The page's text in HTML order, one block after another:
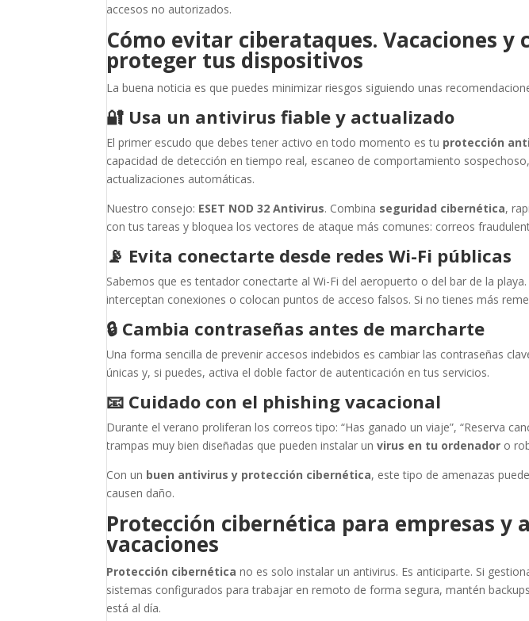
accesos no autorizados.
Cómo evitar ciberataques. Vacaciones y
proteger tus dispositivos
La buena noticia es que puedes minimizar riesgos siguiendo unas
🔐 Usa un antivirus fiable y actualizado
El primer escudo que debes tener activo en todo momento es tu protección
capacidad de detección en tiempo real, escaneo de comportamiento
actualizaciones automáticas.
Nuestro consejo: ESET NOD 32 Antivirus. Combina seguridad cibernética,
con tus tareas y bloquea los vectores de ataque más comunes: correos
📡 Evita conectarte desde redes Wi-Fi públicas
Sabemos que es tentador conectarte al Wi-Fi del aeropuerto o del bar de la
interceptan conexiones o colocan puntos de acceso falsos. Si no tienes más
🔒 Cambia contraseñas antes de marcharte
Una forma sencilla de prevenir accesos indebidos es cambiar las contraseñas
únicas y, si puedes, activa el doble factor de autenticación en tus servicios.
📧 Cuidado con el phishing vacacional
Durante el verano proliferan los correos tipo: “Has ganado un viaje”, “Reserva
trampas muy bien diseñadas que pueden instalar unvirus en tu ordenador o
Con un buen antivirus y protección cibernética, este tipo de amenazas
causen daño.
Protección cibernética para empresas y
vacaciones
Protección cibernética no es solo instalar un antivirus. Es anticiparte. Si
sistemas configurados para trabajar en remoto de forma segura, mantén
está al día.